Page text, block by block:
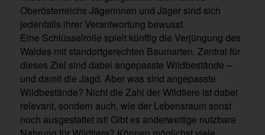
Oberösterreichs Jägerinnen und Jäger sind sich
jedenfalls ihrer Verantwortung bewusst.
Eine Schlüsselrolle spielt künftig die Verjüngung des
Waldes mit standortgerechten Baumarten. Zentral für
dieses Ziel sind dabei angepasste Wildbestände –
und damit die Jagd. Aber was sind angepasste
Wildbestände? Nicht die Zahl der Wildtiere ist dabei
relevant, sondern auch, wie der Lebensraum sonst
noch ausgestattet ist! Gibt es anderweitige nutzbare